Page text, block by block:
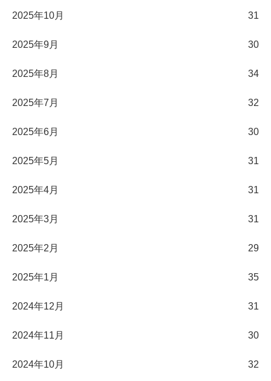
2025年10月 31
2025年9月 30
2025年8月 34
2025年7月 32
2025年6月 30
2025年5月 31
2025年4月 31
2025年3月 31
2025年2月 29
2025年1月 35
2024年12月 31
2024年11月 30
2024年10月 32